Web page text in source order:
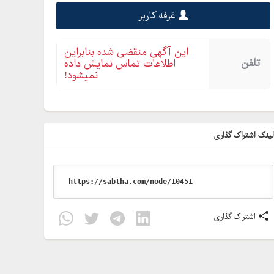
غرفه کاربر
تلفن
این آگهی منقضی شده بنابراین
اطلاعات تماس نمایش داده
نمیشود!
اشتراک گذاری
اشتراک گذاری